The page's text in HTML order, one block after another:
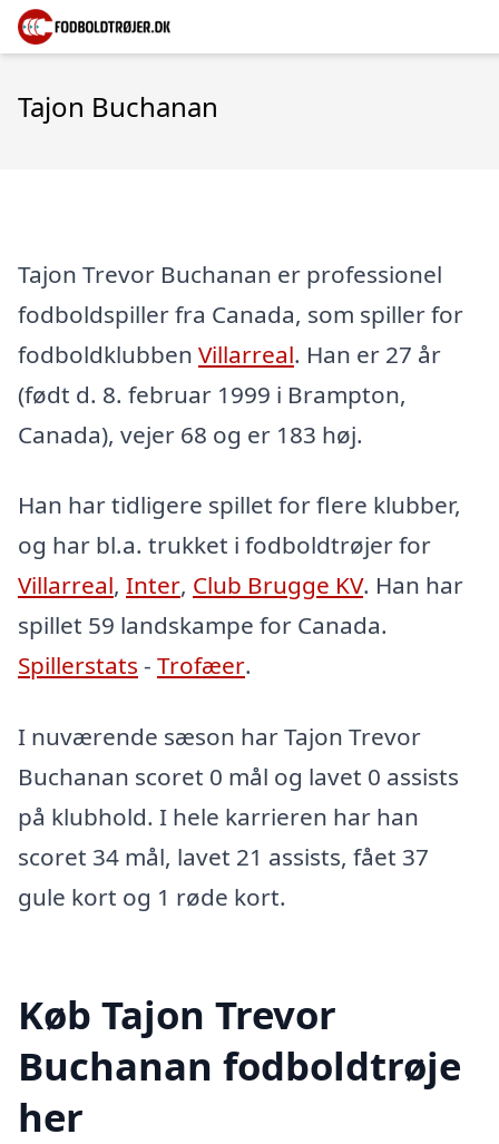
Tajon Buchanan
Tajon Trevor Buchanan er professionel
fodboldspiller fra Canada, som spiller for
fodboldklubben Villarreal. Han er 27 år
(født d. 8. februar 1999 i Brampton,
Canada), vejer 68 og er 183 høj.
Han har tidligere spillet for flere klubber,
og har bl.a. trukket i fodboldtrøjer for
Villarreal, Inter, Club Brugge KV. Han har
spillet 59 landskampe for Canada.
Spillerstats - Trofæer.
I nuværende sæson har Tajon Trevor
Buchanan scoret 0 mål og lavet 0 assists
på klubhold. I hele karrieren har han
scoret 34 mål, lavet 21 assists, fået 37
gule kort og 1 røde kort.
Køb Tajon Trevor
Buchanan fodboldtrøje
her